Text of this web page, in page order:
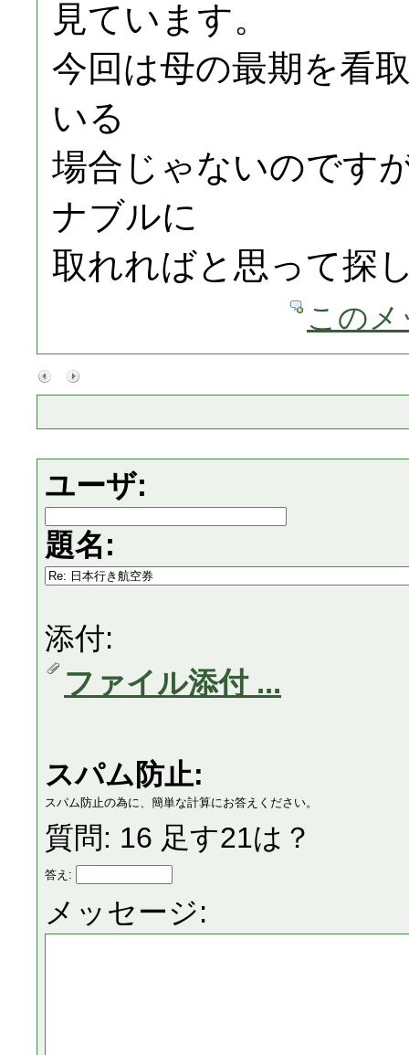
見ています。
今回は母の最期を看
いる
場合じゃないのです
ナブルに
取れればと思って探
この
ユーザ:
題名:
添付:
ファイル添付 ...
スパム防止:
スパム防止の為に、簡単な計算にお答えください。
質問: 16 足す21は？
答え:
メッセージ: